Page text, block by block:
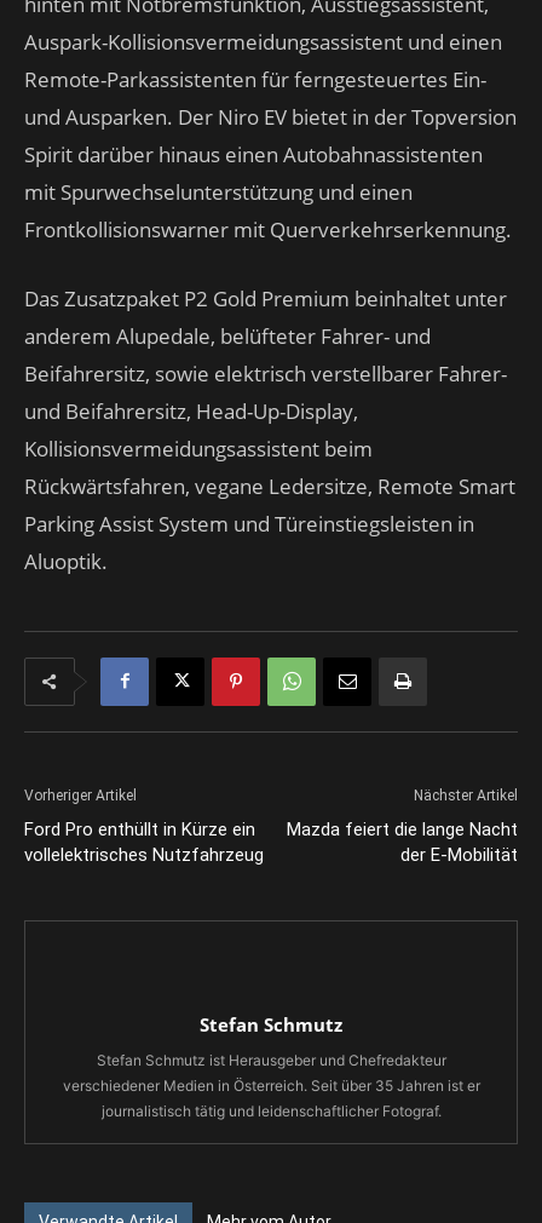
Auspark-Kollisionsvermeidungsassistent und einen
Remote-Parkassistenten für ferngesteuertes Ein-
und Ausparken. Der Niro EV bietet in der Topversion
Spirit darüber hinaus einen Autobahnassistenten
mit Spurwechselunterstützung und einen
Frontkollisionswarner mit Querverkehrserkennung.
Das Zusatzpaket P2 Gold Premium beinhaltet unter
anderem Alupedale, belüfteter Fahrer- und
Beifahrersitz, sowie elektrisch verstellbarer Fahrer-
und Beifahrersitz, Head-Up-Display,
Kollisionsvermeidungsassistent beim
Rückwärtsfahren, vegane Ledersitze, Remote Smart
Parking Assist System und Türeinstiegsleisten in
Aluoptik.
Vorheriger Artikel
Ford Pro enthüllt in Kürze ein
vollelektrisches Nutzfahrzeug
Nächster Artikel
Mazda feiert die lange Nacht
der E-Mobilität
Stefan Schmutz
Stefan Schmutz ist Herausgeber und Chefredakteur
verschiedener Medien in Österreich. Seit über 35 Jahren ist er
journalistisch tätig und leidenschaftlicher Fotograf.